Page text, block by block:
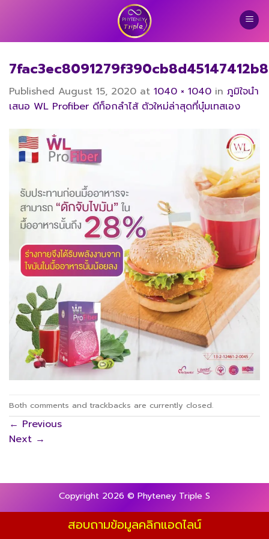
Published August 15, 2020 at 1040 × 1040 in ภูมิใจนำ
เสนอ WL Profiber ดีท็อกลําไส้ ตัวใหม่ล่าสุดที่บุ๋มเทสเอง
Both comments and trackbacks are currently closed.
← Previous
Next →
สอบถามข้อมูลคลิกแอดไลน์
Copyright 2026 © Phyteney Triple S